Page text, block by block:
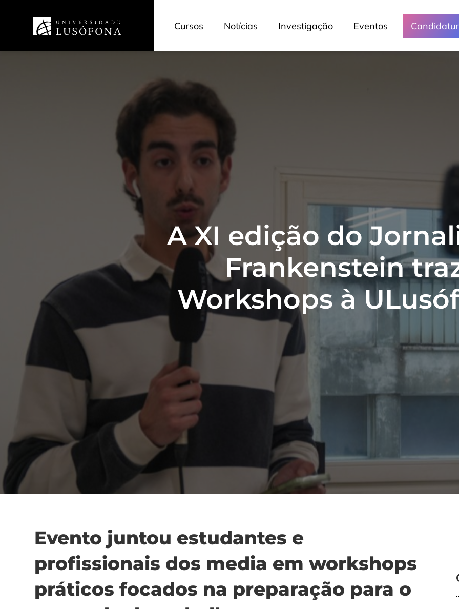
Cursos Notícias Investigação Eventos
A XI edição do
Frankenstein
Workshops à
Evento juntou estudantes e
profissionais dos media em workshops
práticos focados na preparação para o